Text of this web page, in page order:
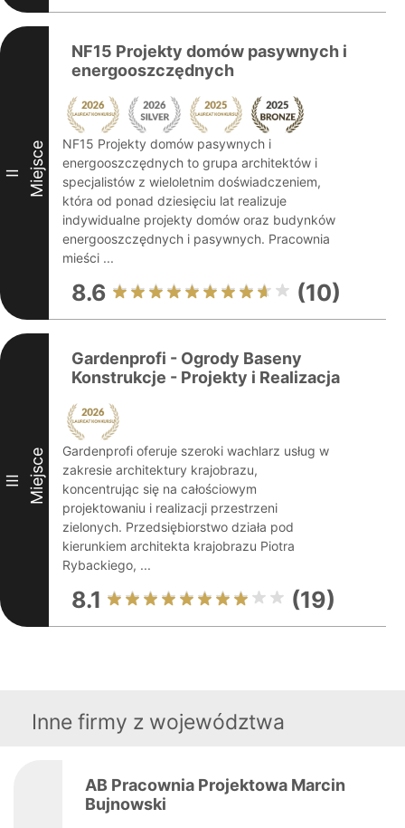
II Miejsce
NF15 Projekty domów pasywnych i
energooszczędnych
NF15 Projekty domów pasywnych i
energooszczędnych to grupa architektów i
specjalistów z wieloletnim doświadczeniem,
która od ponad dziesięciu lat realizuje
indywidualne projekty domów oraz budynków
energooszczędnych i pasywnych. Pracownia
mieści ...
8.6 (10)
III Miejsce
Gardenprofi - Ogrody Baseny
Konstrukcje - Projekty i Realizacja
Gardenprofi oferuje szeroki wachlarz usług w
zakresie architektury krajobrazu,
koncentrując się na całościowym
projektowaniu i realizacji przestrzeni
zielonych. Przedsiębiorstwo działa pod
kierunkiem architekta krajobrazu Piotra
Rybackiego, ...
8.1 (19)
Inne firmy z województwa
AB Pracownia Projektowa Marcin
Bujnowski